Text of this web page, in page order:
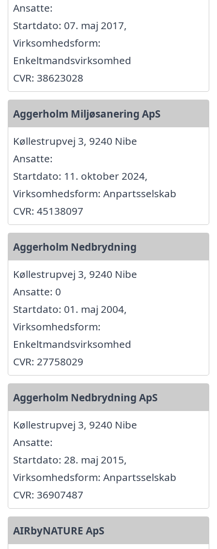
Ansatte:
Startdato: 07. maj 2017,
Virksomhedsform:
Enkeltmandsvirksomhed
CVR: 38623028
Aggerholm Miljøsanering ApS
Køllestrupvej 3, 9240 Nibe
Ansatte:
Startdato: 11. oktober 2024,
Virksomhedsform: Anpartsselskab
CVR: 45138097
Aggerholm Nedbrydning
Køllestrupvej 3, 9240 Nibe
Ansatte: 0
Startdato: 01. maj 2004,
Virksomhedsform:
Enkeltmandsvirksomhed
CVR: 27758029
Aggerholm Nedbrydning ApS
Køllestrupvej 3, 9240 Nibe
Ansatte:
Startdato: 28. maj 2015,
Virksomhedsform: Anpartsselskab
CVR: 36907487
AIRbyNATURE ApS